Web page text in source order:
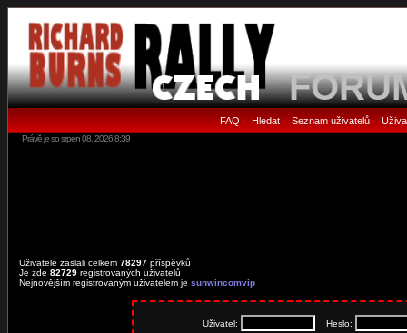
FAQ • Hledat• Seznam uživatelů•
Právě je so srpen 08, 2026 8:39
Uživatelé zaslali celkem 78297 příspěvků
Je zde 82729 registrovaných uživatelů
Nejnovějším registrovaným uživatelem je sunwincomvip
Uživatel: Heslo: